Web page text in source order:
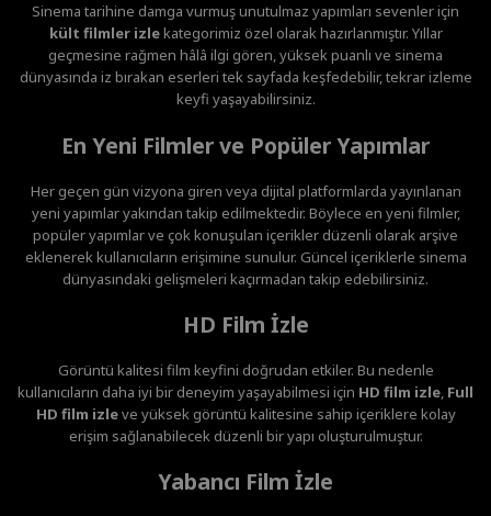
Sinema tarihine damga vurmuş unutulmaz yapımları sevenler için
kült filmler izlekategorimiz özel olarak hazırlanmıştır. Yıllar
geçmesine rağmen hâlâ ilgi gören, yüksek puanlı ve sinema
dünyasında iz bırakan eserleri tek sayfada keşfedebilir, tekrar izleme
keyfi yaşayabilirsiniz.
En Yeni Filmler ve Popüler Yapımlar
Her geçen gün vizyona giren veya dijital platformlarda yayınlanan
yeni yapımlar yakından takip edilmektedir. Böylece en yeni filmler,
popüler yapımlar ve çok konuşulan içerikler düzenli olarak arşive
eklenerek kullanıcıların erişimine sunulur. Güncel içeriklerle sinema
dünyasındaki gelişmeleri kaçırmadan takip edebilirsiniz.
HD Film İzle
Görüntü kalitesi film keyfini doğrudan etkiler. Bu nedenle
kullanıcıların daha iyi bir deneyim yaşayabilmesi için HD film izle, Full
HD film izleve yüksek görüntü kalitesine sahip içeriklere kolay
erişim sağlanabilecek düzenli bir yapı oluşturulmuştur.
Yabancı Film İzle